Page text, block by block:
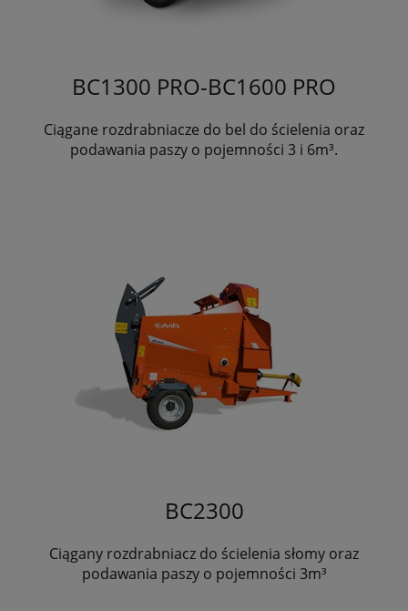
BC1300 PRO-BC1600 PRO
Ciągane rozdrabniacze do bel do ścielenia oraz
podawania paszy o pojemności 3 i 6m³.
BC2300
Ciągany rozdrabniacz do ścielenia słomy oraz
podawania paszy o pojemności 3m³